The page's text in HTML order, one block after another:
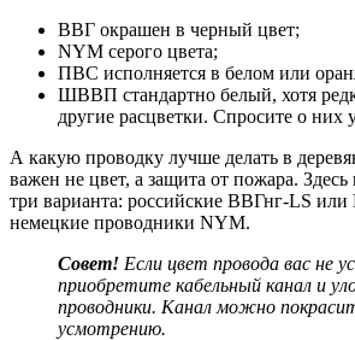
ВВГ окрашен в черный цвет;
NYM серого цвета;
ПВС исполняется в белом или
ШВВП стандартно белый, хотя
другие расцветки. Спросите о них
А какую проводку лучше делать в
важен не цвет, а защита от пожара.
три варианта: российские ВВГнг-LS или
немецкие проводники NYM.
Совет! Если цвет провода вас не
приобретите кабельный канал и
проводники. Канал можно
усмотрению.